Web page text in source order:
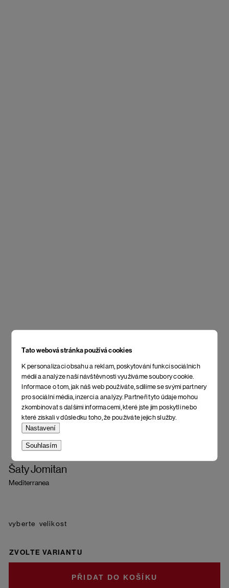
Tato webová stránka používá cookies
K personalizaci obsahu a reklam, poskytování funkcí sociálních
médií a analýze naší návštěvnosti využíváme soubory cookie.
Informace o tom, jak náš web používáte, sdílíme se svými partnery
pro sociální média, inzerci a analýzy. Partneři tyto údaje mohou
zkombinovat s dalšími informacemi, které jste jim poskytli nebo
které získali v důsledku toho, že používáte jejich služby.
Nastavení
Souhlasím
Šaty Jomitan
Mediterranea
velikost
ZVOLTE VARIANTU
DO KOŠÍKU